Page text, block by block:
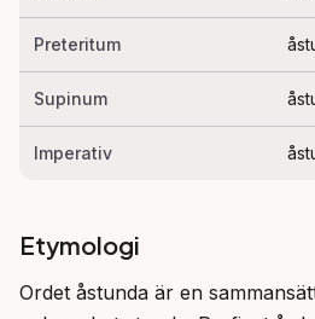
Preteritum
Supinum
Imperativ
Etymologi
Ordet åstunda är en